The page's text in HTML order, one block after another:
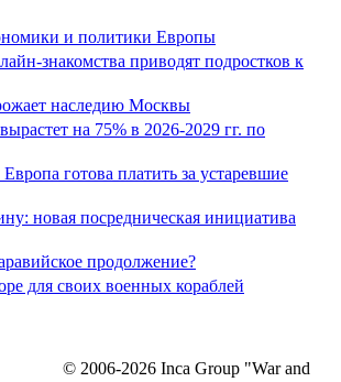
и политики Европы
знакомства приводят подростков к
наследию Москвы
на 75% в 2026-2029 гг. по
готова платить за устаревшие
новая посредническая инициатива
продолжение?
для своих военных кораблей
© 2006-2026 Inca Group "War and